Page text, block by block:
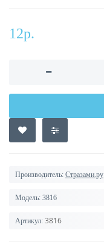
12р.
Производитель: Стразами.ру
Модель: 3816
Артикул: 3816